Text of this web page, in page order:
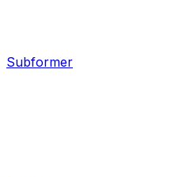
Subformer